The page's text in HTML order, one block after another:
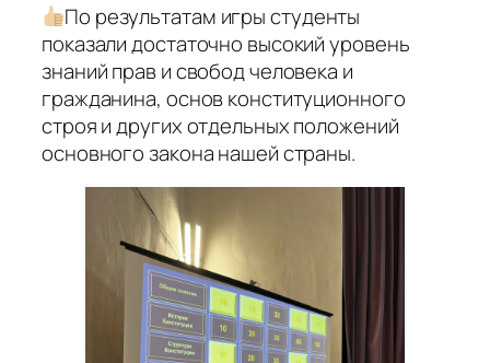
По результатам игры студенты
показали достаточно высокий уровень
знаний прав и свобод человека и
гражданина, основ конституционного
строя и других отдельных положений
основного закона нашей страны.